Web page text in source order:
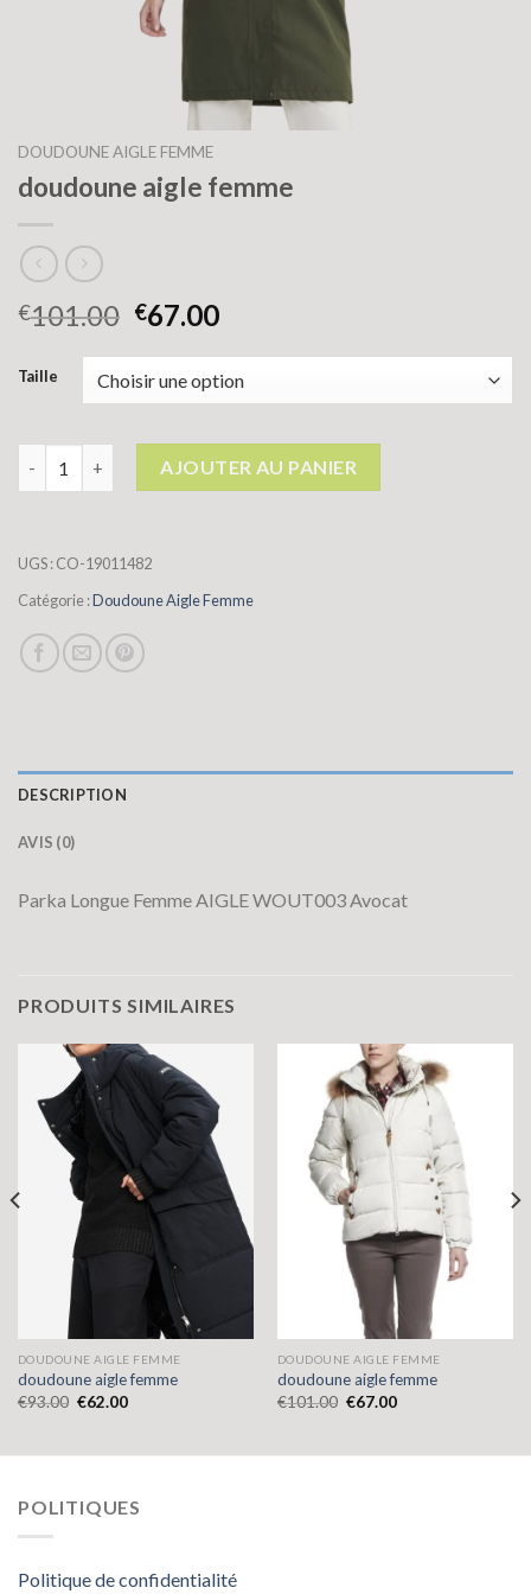
DOUDOUNE AIGLE FEMME
doudoune aigle femme
€101.00 €67.00
Taille
quantité de doudoune aigle femme
AJOUTER AU PANIER
UGS :CO-19011482
Catégorie :Doudoune Aigle Femme
DESCRIPTION
AVIS (0)
Parka Longue Femme AIGLE WOUT003 Avocat
PRODUITS SIMILAIRES
DOUDOUNE AIGLE FEMME
doudoune aigle femme
€93.00 €62.00
DOUDOUNE AIGLE FEMME
doudoune aigle femme
€101.00 €67.00
POLITIQUES
Politique de confidentialité